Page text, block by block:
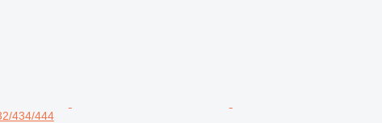
434/444